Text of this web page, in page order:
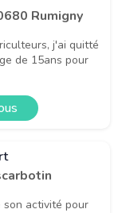
Rumigny
j'ai quitté
de 15ans pour
son activité pour